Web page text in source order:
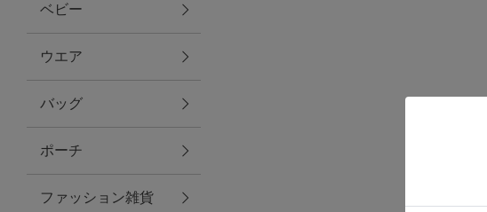
ファブリック
グリーン
バス＆ビューティー
バス＆ビューティー
ベビー
ウエア
バッグ
ポーチ
ファッション雑貨